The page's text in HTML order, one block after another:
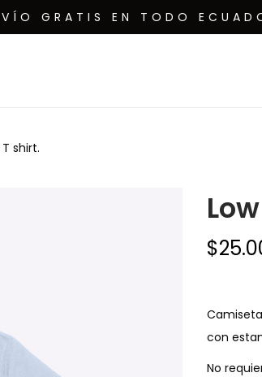
GRATIS EN TODO
shirt.
$
con
No